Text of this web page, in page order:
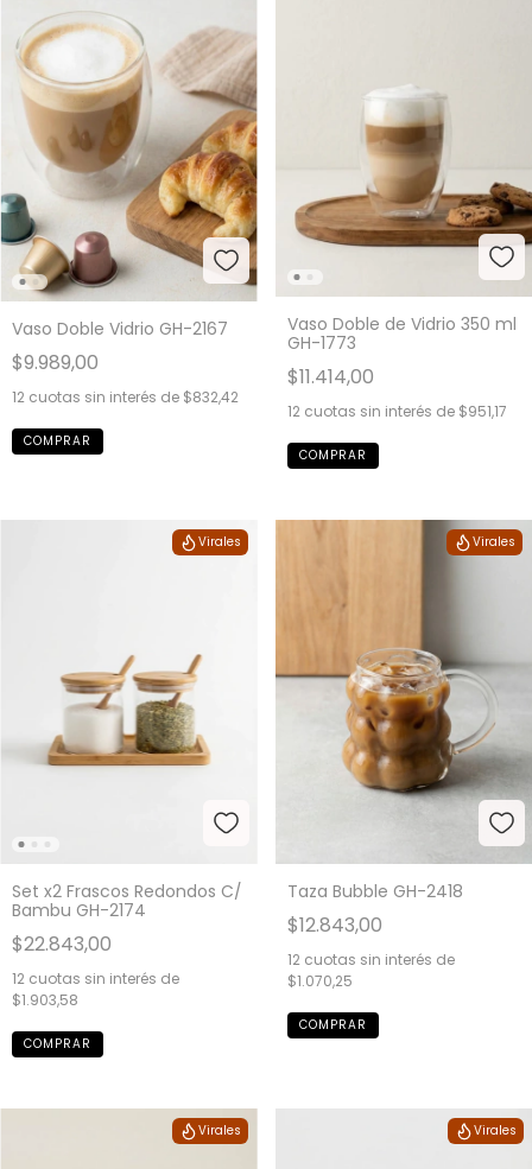
Vaso Doble Vidrio GH-2167
$9.989,00
12 cuotas sin interés de $832,42
Vaso Doble de Vidrio 350 ml
GH-1773
$11.414,00
12 cuotas sin interés de $951,17
Virales
Set x2 Frascos Redondos C/
Bambu GH-2174
$22.843,00
12 cuotas sin interés de
$1.903,58
Virales
Taza Bubble GH-2418
$12.843,00
12 cuotas sin interés de
$1.070,25
Virales Virales